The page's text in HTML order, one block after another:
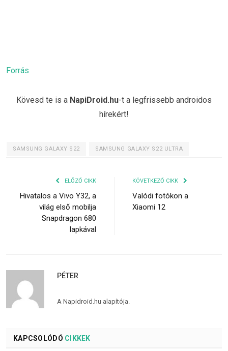
Forrás
Kövesd te is a NapiDroid.hu-t a legfrissebb androidos
hírekért!
SAMSUNG GALAXY S22 SAMSUNG GALAXY S22 ULTRA
ELŐZŐ CIKK
Hivatalos a Vivo Y32, a
világ első mobilja
Snapdragon 680
lapkával
KÖVETKEZŐ CIKK
Valódi fotókon a
Xiaomi 12
PÉTER
A Napidroid.hu alapítója.
KAPCSOLÓDÓ CIKKEK